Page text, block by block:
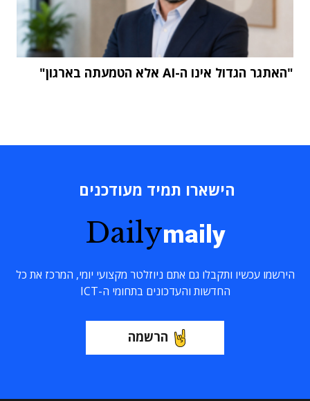
"האתגר הגדול אינו ה-AI אלא הטמעתה בארגון"
הישארו תמיד מעודכנים
Dailymaily
הירשמו עכשיו ותקבלו גם אתם ניוזלטר מקצועי יומי, המרכז את כל
החדשות והעדכונים בתחומי ה-ICT
הרשמה